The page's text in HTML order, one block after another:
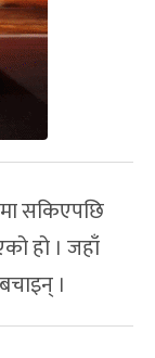
सकिएपछि
हो । जहाँ
।